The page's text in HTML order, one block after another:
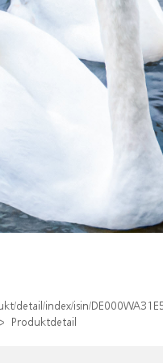
detail/index/isin/
Produktdetail